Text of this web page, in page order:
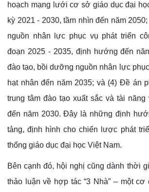
hoạch mạng lưới cơ sở giáo dục đại
kỳ 2021 - 2030, tầm nhìn đến năm
nguồn nhân lực phục vụ phát triển
đoạn 2025 - 2035, định hướng đến
đào tạo, bồi dưỡng nguồn nhân lực
hạt nhân đến năm 2035; và (4) Đề án
trung tâm đào tạo xuất sắc và tài năng
đến năm 2030. Đây là những định
tảng, định hình cho chiến lược phát
thống giáo dục đại học Việt Nam.
Bên cạnh đó, hội nghị cũng dành thời
thảo luận về hợp tác “3 Nhà” – một cơ